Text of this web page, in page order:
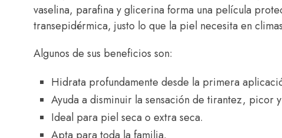
vaselina, parafina y glicerina forma una película
transepidérmica, justo lo que la piel necesita en
Algunos de sus beneficios son:
Hidrata profundamente desde la primera
Ayuda a disminuir la sensación de tirantez, picor
Ideal para piel seca o extra seca.